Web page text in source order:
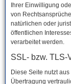
Ihrer Einwilligung
von
natürlichen oder
öffentlichen
verarbeitet werden.
SSL- bzw. TLS-
Diese Seite nutzt
Übertragung